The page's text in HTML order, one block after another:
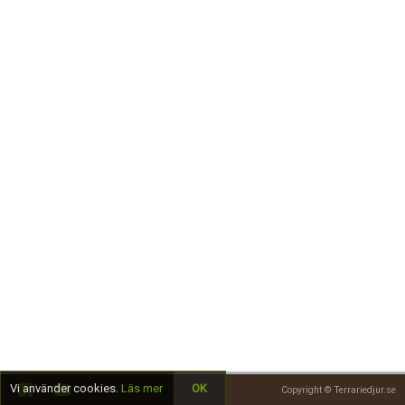
Copyright © Terrariedjur.se
Vi använder cookies. Läs mer OK